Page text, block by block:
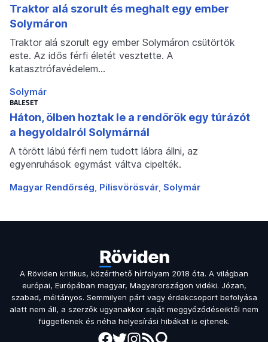
Traktor alá szorult és meghalt egy ember
Solymáron
Traktor alá szorult egy ember Solymáron csütörtök
este. Az idős férfi életét vesztette. A
katasztrófavédelem…
Solymár
BALESET
Háton, ölben hoztak le a rendőrök egy túrázót
a hegyoldalról Solymárnál
A törött lábú férfi nem tudott lábra állni, az
egyenruhások egymást váltva cipelték.
Magyar Rendőrség Pilisvörösvár Solymár
A Röviden kritikus, közérthető hírfolyam 2018 óta. A világban
európai, Európában magyar, Magyarországon vidéki. Józan,
szabad, méltányos. Semmilyen párt vagy érdekcsoport befolyása
alatt nem áll, a szerzők ugyanakkor saját meggyőződéseiktől nem
függetlenek és néha helyesírási hibákat is ejtenek.